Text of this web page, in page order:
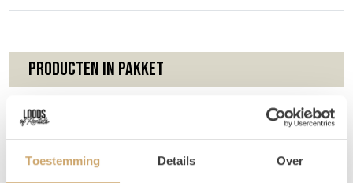
Toestemming Details Over
Producten in pakket
1x
Chiffon doek lila
- 8M